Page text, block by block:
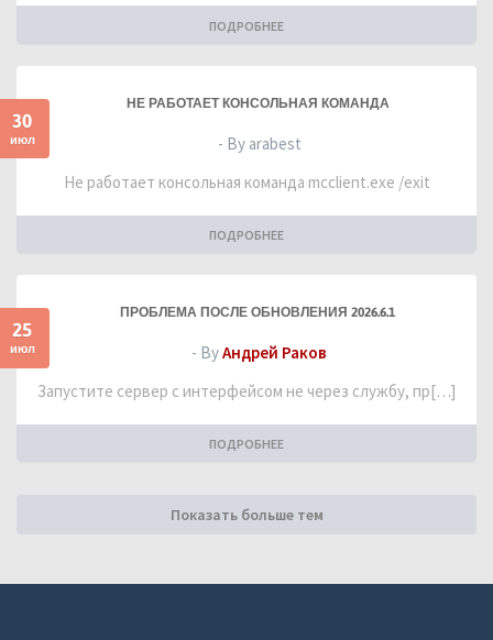
ПОДРОБНЕЕ
30
июл
НЕ РАБОТАЕТ КОНСОЛЬНАЯ КОМАНДА
- By arabest
Не работает консольная команда mcclient.exe /exit
ПОДРОБНЕЕ
25
июл
ПРОБЛЕМА ПОСЛЕ ОБНОВЛЕНИЯ 2026.6.1
- ByАндрей Раков
Запустите сервер с интерфейсом не через службу, пр[…]
ПОДРОБНЕЕ
Показать больше тем